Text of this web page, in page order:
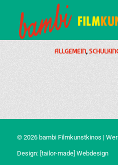
ALLGEMEIN,
© 2026 bambi Filmkunstkinos |
Design: [tailor-made] Webdesign